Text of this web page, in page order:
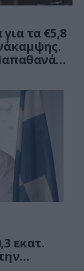
τα €5,8
στους
εκατ.